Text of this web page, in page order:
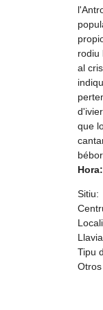
rodiu
al
que
Hora:
Sitiu:
Tipu
Otros